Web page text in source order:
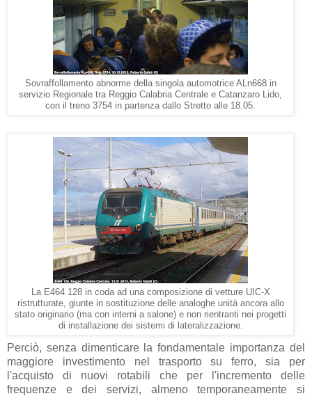
Sovraffollamento abnorme della singola automotrice ALn668 in
servizio Regionale tra Reggio Calabria Centrale e Catanzaro Lido,
con il treno 3754 in partenza dallo Stretto alle 18.05.
La E464 128 in coda ad una composizione di vetture UIC-X
ristrutturate, giunte in sostituzione delle analoghe unità ancora allo
stato originario (ma con interni a salone) e non rientranti nei progetti
di installazione dei sistemi di lateralizzazione.
Perciò, senza dimenticare la fondamentale importanza del
maggiore investimento nel trasporto su ferro, sia per
l'acquisto di nuovi rotabili che per l'incremento delle
frequenze e dei servizi, almeno temporaneamente si